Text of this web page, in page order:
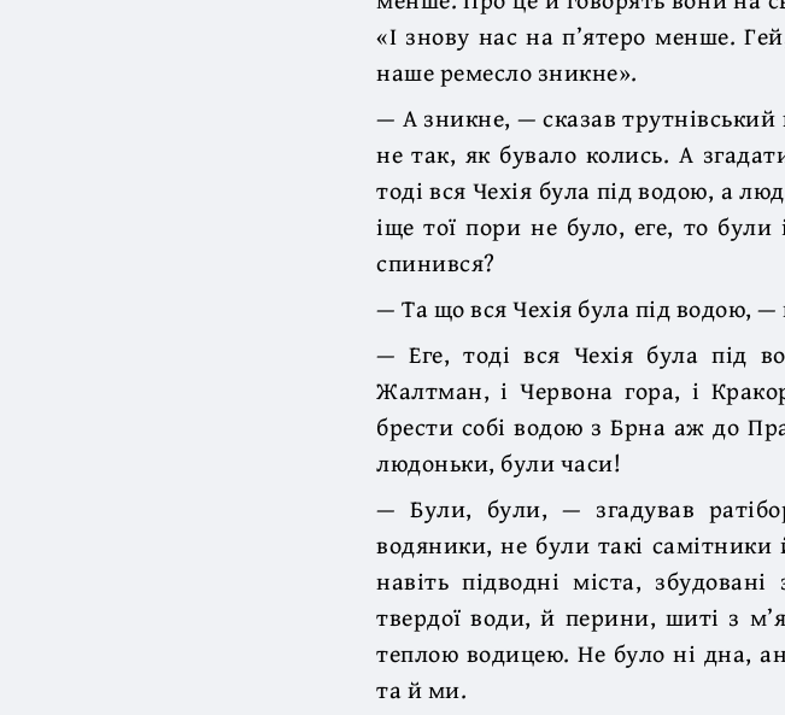
«І знову нас на п’ятеро менше.
наше ремесло зникне».
— А зникне, — сказав
не так, як бувало колись. А
тоді вся Чехія була під водою, а
іще тої пори не було, еге, то
спинився?
— Та що вся Чехія була під водою, —
— Еге, тоді вся Чехія була під
Жалтман, і Червона гора, і
брести собі водою з Брна аж до
людоньки, були часи!
— Були, були, — згадував
водяники, не були такі
навіть підводні міста,
твердої води, й перини, шиті з
теплою водицею. Не було ні дна,
та й ми.